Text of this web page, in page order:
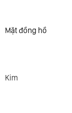
Mặt đồng hồ
Kim